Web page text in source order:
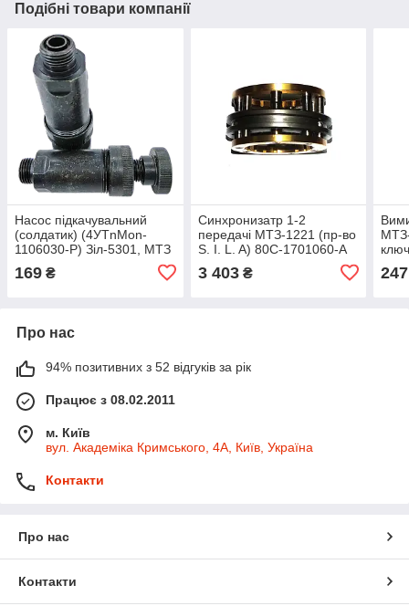
Подібні товари компанії
Насос підкачувальний
(солдатик) (4УТnMon-
1106030-Р) Зіл-5301, МТЗ
16-С35-3Б
169 ₴
Синхронизатр 1-2
передачі МТЗ-1221 (пр-во
S. I. L. A) 80С-1701060-А
3 403₴ 247
Про нас
94% позитивних з 52 відгуків за рік
Працює з 08.02.2011
м. Київ
вул. Академіка Кримського, 4А, Київ, Україна
Контакти
Про нас
Контакти